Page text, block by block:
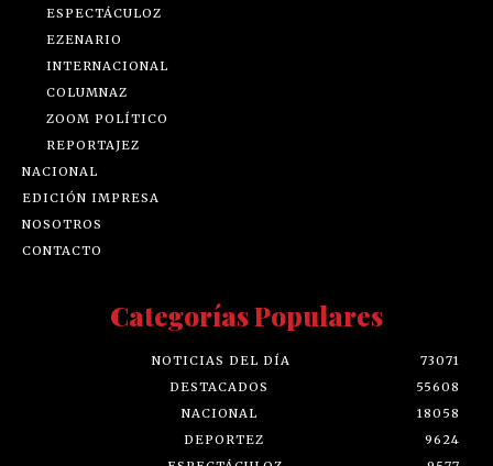
ESPECTÁCULOZ
EZENARIO
INTERNACIONAL
COLUMNAZ
ZOOM POLÍTICO
REPORTAJEZ
NACIONAL
EDICIÓN IMPRESA
NOSOTROS
CONTACTO
Categorías Populares
NOTICIAS DEL DÍA
73071
DESTACADOS
55608
NACIONAL
18058
DEPORTEZ
9624